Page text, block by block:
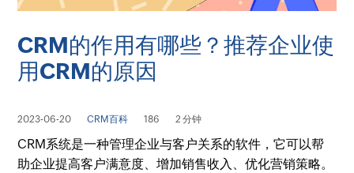
CRM的作用有哪些？推荐企业使
用CRM的原因
2023-06-20 CRM百科 186 2 分钟
CRM系统是一种管理企业与客户关系的软件，它可以帮
助企业提高客户满意度、增加销售收入、优化营销策略。